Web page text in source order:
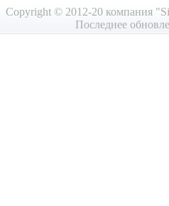
Copyright © 2012-20 компания
Последнее